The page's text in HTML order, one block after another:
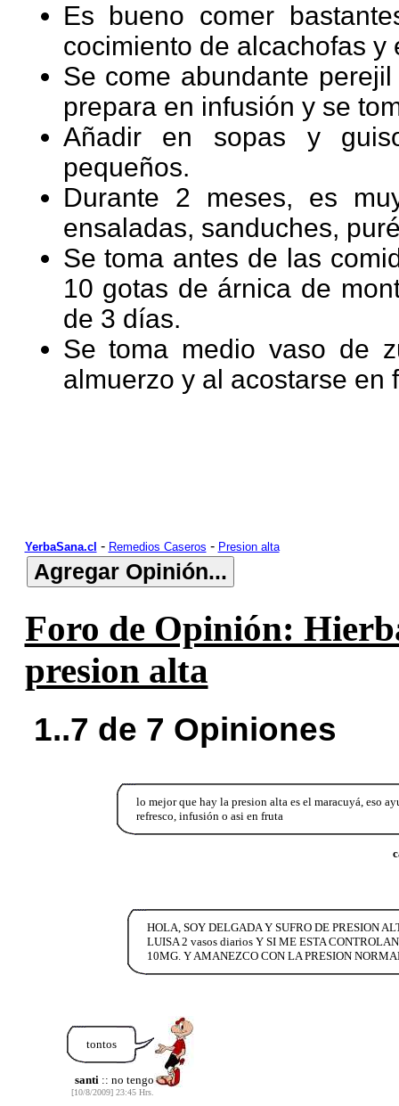
Es bueno comer
cocimiento de alcachofas
Se come abundante
prepara en infusión y se
Añadir en sopas y
pequeños.
Durante 2 meses, es
ensaladas, sanduches,
Setoma antes de las
10 gotas de árnica de
de 3 días.
Setoma medio vaso de
almuerzo y al acostarse en
YerbaSana.cl - Remedios Caseros - Presion alta
Foro de Opinión:
presion alta
1..7 de 7 Opiniones
lo mejor que hay la presion alta es el maracuyá, eso
refresco, infusión o asi en fruta
HOLA, SOY DELGADA Y SUFRO DE PRESION
LUISA 2 vasos diarios Y SI ME ESTA
10MG. Y AMANEZCO CON LA PRESION
tontos
santi :: no tengo
[10/8/2009] 23:45 Hrs.